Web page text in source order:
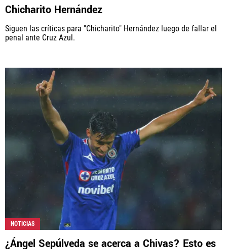
Chicharito Hernández
Siguen las críticas para "Chicharito" Hernández luego de fallar el
penal ante Cruz Azul.
NOTICIAS
¿Ángel Sepúlveda se acerca a Chivas? Esto es